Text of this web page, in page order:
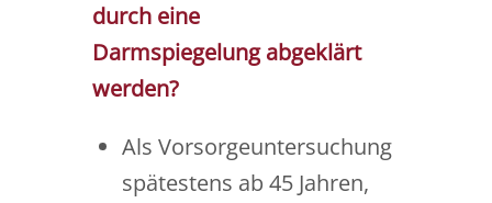
durch eine
Darmspiegelungabgeklärt
werden?
Als Vorsorgeuntersuchung
spätestens ab 45 Jahren,